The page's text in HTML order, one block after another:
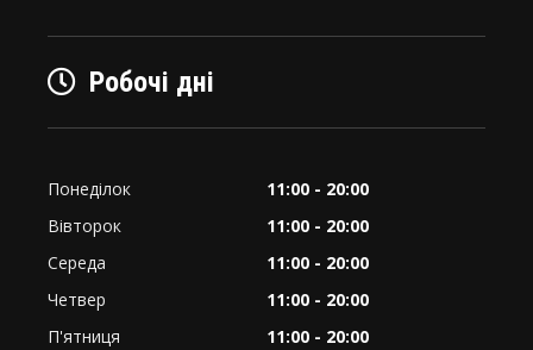
Робочі дні
Понеділок
11:00 - 20:00
Вівторок
11:00 - 20:00
Середа
11:00 - 20:00
Четвер
11:00 - 20:00
П'ятниця
11:00 - 20:00